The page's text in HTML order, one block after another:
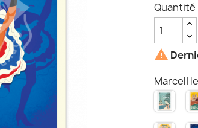
Quantité

Marcel|
PARIS
Mon